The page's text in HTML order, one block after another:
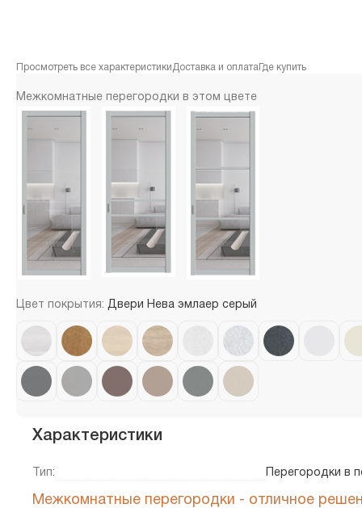
Просмотреть все характеристики Доставка и оплата Где купить
Межкомнатные перегородки в этом цвете
Цвет покрытия: Двери Нева эмлаер серый
Характеристики
Тип: Перегородки в
Межкомнатные перегородки - отличное